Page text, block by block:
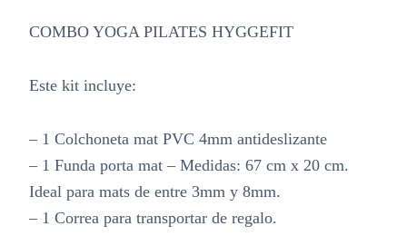
COMBO YOGA PILATES HYGGEFIT
Este kit incluye:
– 1 Colchoneta mat PVC 4mm antideslizante
– 1 Funda porta mat – Medidas: 67 cm x 20 cm.
Ideal para mats de entre 3mm y 8mm.
– 1 Correa para transportar de regalo.